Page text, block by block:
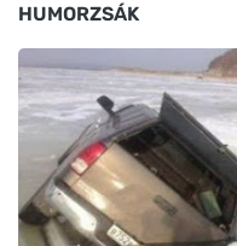
HUMORZSÁK